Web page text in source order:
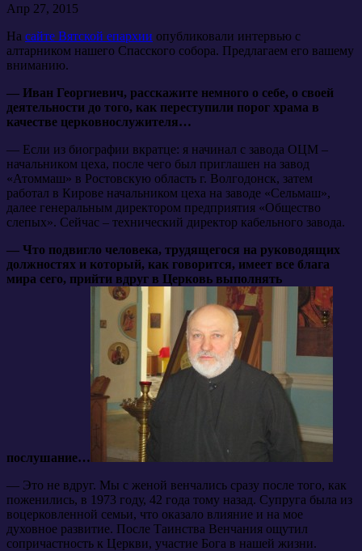
Апр 27, 2015
На сайте Вятской епархии опубликовали интервью с
алтарником нашего Спасского собора. Предлагаем его вашему
вниманию.
— Иван Георгиевич, расскажите немного о себе, о своей
деятельности до того, как переступили порог храма в
качестве церковнослужителя…
— Если из биографии вкратце: я начинал с завода ОЦМ –
начальником цеха, после чего был приглашен на завод
«Атоммаш» в Ростовскую область г. Волгодонск, затем
работал в Кирове начальником цеха на заводе «Сельмаш»,
далее генеральным директором предприятия «Общество
слепых». Сейчас – технический директор кабельного завода.
— Что подвигло человека, трудящегося на руководящих
должностях и который, как говорится, имеет все блага
мира сего, прийти вдруг в Церковь выполнять
послушание…
— Это не вдруг. Мы с женой венчались сразу после того, как
поженились, в 1973 году, 42 года тому назад. Супруга была из
воцерковленной семьи, что оказало влияние и на мое
духовное развитие. После Таинства Венчания ощутил
сопричастность к Церкви, участие Бога в нашей жизни.